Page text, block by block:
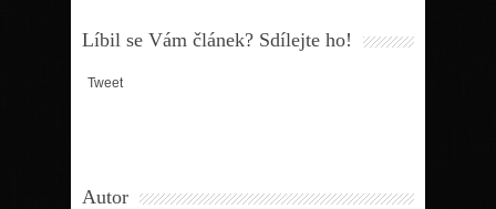
Líbil se Vám článek? Sdílejte ho!
Tweet
Autor